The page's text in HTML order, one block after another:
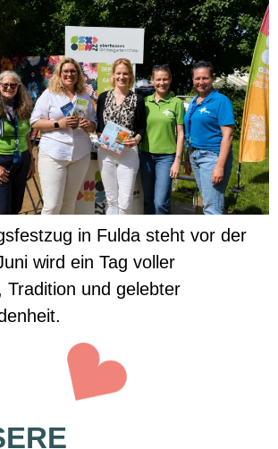
in Fulda steht vor der
wird ein Tag voller
Tradition und gelebter